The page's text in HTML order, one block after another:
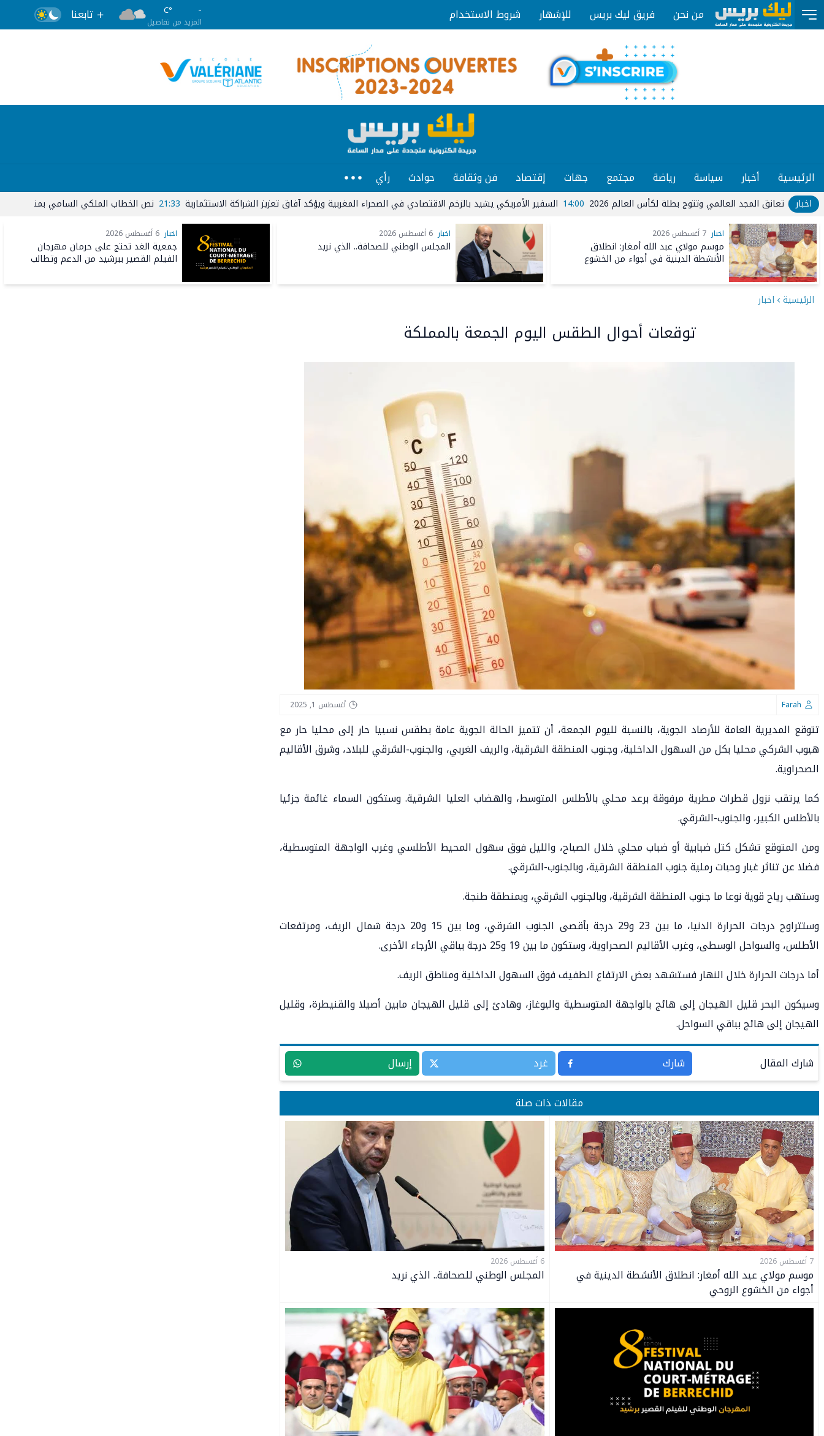
من نحن فريق ليك بريس للإشهار شروط الاستخدام -
°C
المزيد من تفاصيل تابعنا
الرئيسية أخبار سياسة رياضة مجتمع جهات إقتصاد فن وثقافة حوادث رأي
اخبار 21:33 نص الخطاب الملكي السامي بمناسبة عيد العرش 14:00 السفير الأمريكي يشيد بالزخم الاقتصادي في الصحراء المغربية ويؤكد آفاق تعزيز الشراكة الاستثمارية
اخبار 7 أغسطس 2026
موسم مولاي عبد الله أمغار: انطلاق
الأنشطة الدينية في أجواء من الخشوع
اخبار 6 أغسطس 2026
المجلس الوطني للصحافة.. الذي نريد
اخبار 6 أغسطس 2026
جمعية الغد تحتج على حرمان مهرجان
الفيلم القصير ببرشيد من الدعم وتطالب
الرئيسية اخبار
توقعات أحوال الطقس اليوم الجمعة بالمملكة
Farah أغسطس 1, 2025
تتوقع المديرية العامة للأرصاد الجوية، بالنسبة لليوم الجمعة، أن تتميز الحالة الجوية عامة بطقس نسبيا حار إلى محليا حار مع
هبوب الشركي محليا بكل من السهول الداخلية، وجنوب المنطقة الشرقية، والريف الغربي، والجنوب-الشرقي للبلاد، وشرق الأقاليم
الصحراوية.
كما يرتقب نزول قطرات مطرية مرفوقة برعد محلي بالأطلس المتوسط، والهضاب العليا الشرقية. وستكون السماء غائمة جزئيا
بالأطلس الكبير، والجنوب-الشرقي.
ومن المتوقع تشكل كتل ضبابية أو ضباب محلي خلال الصباح، والليل فوق سهول المحيط الأطلسي وغرب الواجهة المتوسطية،
فضلا عن تناثر غبار وحبات رملية جنوب المنطقة الشرقية، وبالجنوب-الشرقي.
وستهب رياح قوية نوعا ما جنوب المنطقة الشرقية، وبالجنوب الشرقي، وبمنطقة طنجة.
وستتراوح درجات الحرارة الدنيا، ما بين 23 و29 درجة بأقصى الجنوب الشرقي، وما بين 15 و20 درجة شمال الريف، ومرتفعات
الأطلس، والسواحل الوسطى، وغرب الأقاليم الصحراوية، وستكون ما بين 19 و25 درجة بباقي الأرجاء الأخرى.
أما درجات الحرارة خلال النهار فستشهد بعض الارتفاع الطفيف فوق السهول الداخلية ومناطق الريف.
وسيكون البحر قليل الهيجان إلى هائج بالواجهة المتوسطية والبوغاز، وهادئ إلى قليل الهيجان مابين أصيلا والقنيطرة، وقليل
الهيجان إلى هائج بباقي السواحل.
شارك المقال شارك غرد إرسال
مقالات ذات صلة
7 أغسطس 2026
موسم مولاي عبد الله أمغار: انطلاق الأنشطة الدينية في
أجواء من الخشوع الروحي
6 أغسطس 2026
المجلس الوطني للصحافة.. الذي نريد